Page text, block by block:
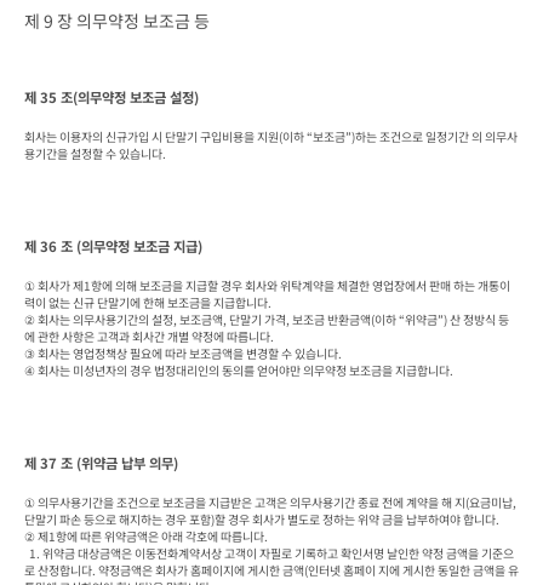
제 9 장 의무약정 보조금 등
제 35 조(의무약정 보조금 설정)
회사는 이용자의 신규가입 시 단말기 구입비용을 지원(이하 “보조금”)하는 조건으로 일정기간 의 의무사
용기간을 설정할 수 있습니다.
제 36 조 (의무약정 보조금 지급)
① 회사가 제1항에 의해 보조금을 지급할 경우 회사와 위탁계약을 체결한 영업장에서 판매 하는 개통이
력이 없는 신규 단말기에 한해 보조금을 지급합니다.
② 회사는 의무사용기간의 설정, 보조금액, 단말기 가격, 보조금 반환금액(이하 “위약금”) 산 정방식 등
에 관한 사항은 고객과 회사간 개별 약정에 따릅니다.
③ 회사는 영업정책상 필요에 따라 보조금액을 변경할 수 있습니다.
④ 회사는 미성년자의 경우 법정대리인의 동의를 얻어야만 의무약정 보조금을 지급합니다.
제 37 조 (위약금 납부 의무)
① 의무사용기간을 조건으로 보조금을 지급받은 고객은 의무사용기간 종료 전에 계약을 해 지(요금미납,
단말기 파손 등으로 해지하는 경우 포함)할 경우 회사가 별도로 정하는 위약 금을 납부하여야 합니다.
② 제1항에 따른 위약금액은 아래 각호에 따릅니다.
로 산정합니다. 약정금액은 회사가 홈페이지에 게시한 금액(인터넷 홈페이 지에 게시한 동일한 금액을 유